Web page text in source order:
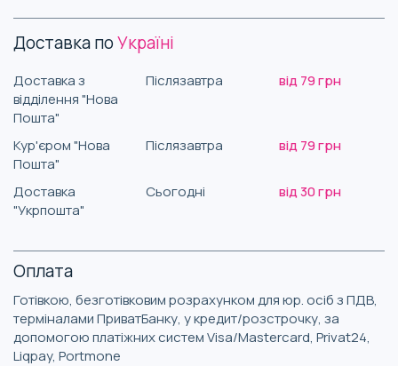
Доставка поУкраїні
Доставка з
відділення "Нова
Пошта"
Післязавтра від 79 грн
Кур'єром "Нова
Пошта"
Післязавтра від 79 грн
Доставка
"Укрпошта"
Сьогодні від 30 грн
Оплата
Готівкою, безготівковим розрахунком для юр. осіб з ПДВ,
терміналами ПриватБанку, у кредит/розстрочку, за
допомогою платіжних систем Visa/Mastercard, Privat24,
Liqpay, Portmone